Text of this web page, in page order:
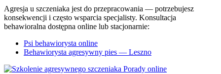
Agresja u szczeniaka jest do przepracowania — potrzebujesz
konsekwencji i często wsparcia specjalisty. Konsultacja
behawioralna dostępna online lub stacjonarnie:
Psi behawiorysta online
Behawiorysta agresywny pies — Leszno